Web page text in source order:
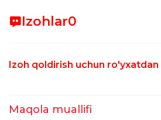
Izohlar0
Izoh qoldirish uchun
Maqola muallifi